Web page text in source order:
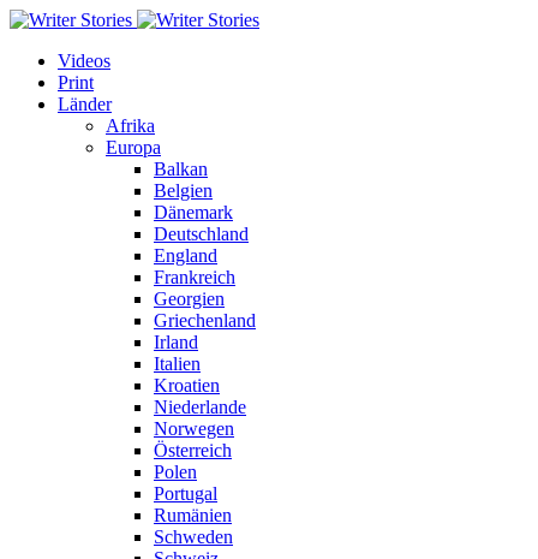
Videos
Print
Länder
Afrika
Europa
Balkan
Belgien
Dänemark
Deutschland
England
Frankreich
Georgien
Griechenland
Irland
Italien
Kroatien
Niederlande
Norwegen
Österreich
Polen
Portugal
Rumänien
Schweden